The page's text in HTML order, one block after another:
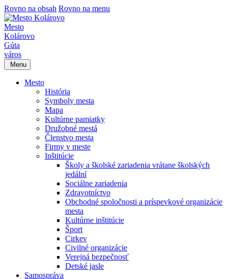
Rovno na obsah Rovno na menu
Mesto
Kolárovo
Gúta
város
Menu
Mesto
História
Symboly mesta
Mapa
Kultúrne pamiatky
Družobné mestá
Členstvo mesta
Firmy v meste
Inštitúcie
Školy a školské zariadenia vrátane školských
jedální
Sociálne zariadenia
Zdravotníctvo
Obchodné spoločnosti a príspevkové organizácie
mesta
Kultúrne inštitúcie
Šport
Cirkev
Civilné organizácie
Verejná bezpečnosť
Detské jasle
Samospráva